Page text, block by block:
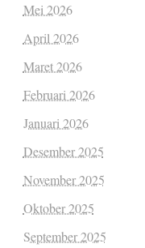
Mei 2026
April 2026
Maret 2026
Februari 2026
Januari 2026
Desember 2025
November 2025
Oktober 2025
September 2025